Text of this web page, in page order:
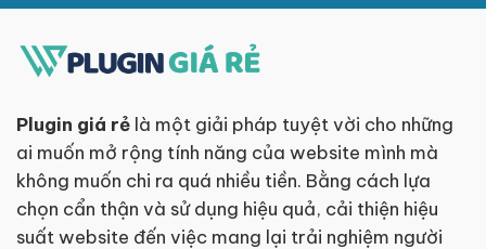
Plugin giá rẻ là một giải pháp tuyệt vời cho những
ai muốn mở rộng tính năng của website mình mà
không muốn chi ra quá nhiều tiền. Bằng cách lựa
chọn cẩn thận và sử dụng hiệu quả, cải thiện hiệu
suất website đến việc mang lại trải nghiệm người